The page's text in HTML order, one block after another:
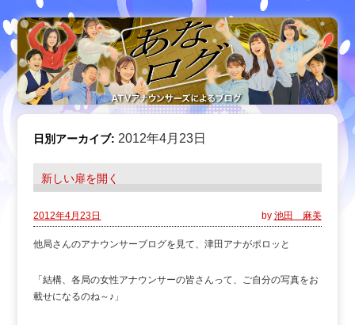
日別アーカイブ:2012年4月23日
新しい扉を開く
2012年4月23日 by 池田 麻美
他局さんのアナウンサーブログを見て、津田アナがポロッと
「結構、各局の女性アナウンサーの皆さんって、ご自分の写真をお
載せになるのね～♪」